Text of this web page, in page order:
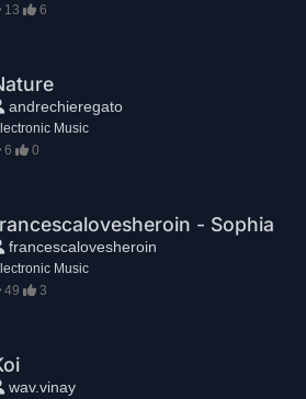
13
6
andrechieregato
Music
6
0
- Sophia
francescalovesheroin
Music
49
3
wav.vinay